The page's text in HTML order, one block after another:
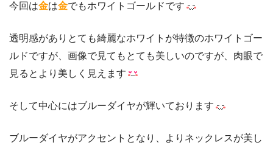
今回は金は金でもホワイトゴールドです
透明感がありとても綺麗なホワイトが特徴のホワイトゴー
ルドですが、画像で見てもとても美しいのですが、肉眼で
見るとより美しく見えます
そして中心にはブルーダイヤが輝いております
ブルーダイヤがアクセントとなり、よりネックレスが美し